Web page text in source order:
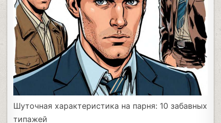
Шуточная характеристика на парня: 10 забавных
типажей